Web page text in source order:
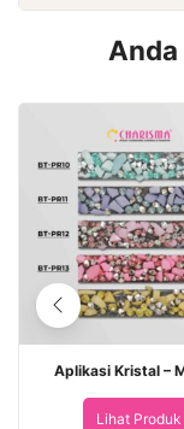
Aplikasi Kristal –
Lihat Produk